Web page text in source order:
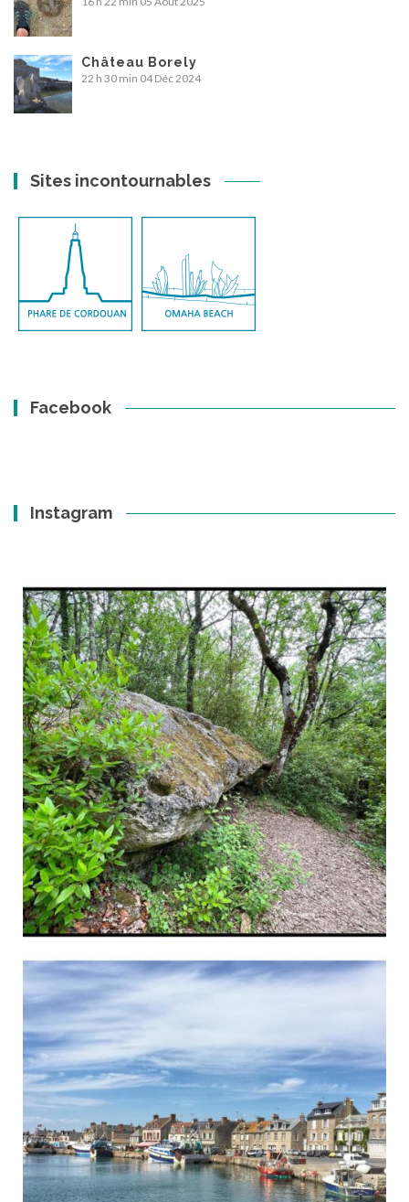
Château Borely
22 h 30 min 04 Déc 2024
Sites incontournables
Facebook
Instagram